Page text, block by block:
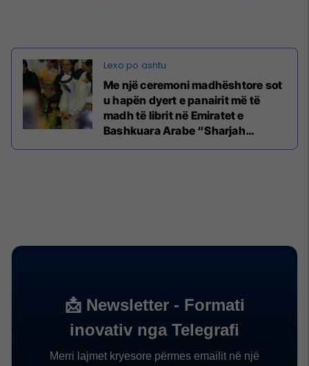
Me një ceremoni madhështore sot
u hapën dyert e panairit më të
madh të librit në Emiratet e
Bashkuara Arabe “Sharjah
International Book Fair”